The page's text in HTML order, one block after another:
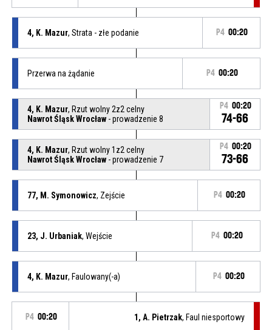
4, K. Mazur, Strata - złe podanie P4 00:20
Przerwa na żądanie P4 00:20
4, K. Mazur, Rzut wolny 2z2 celny
Nawrot Śląsk Wrocław- prowadzenie 8
P4 00:20
74-66
4, K. Mazur, Rzut wolny 1z2 celny
Nawrot Śląsk Wrocław- prowadzenie 7
P4 00:20
73-66
77, M. Symonowicz, Zejście P4 00:20
23, J. Urbaniak, Wejście P4 00:20
4, K. Mazur, Faulowany(-a) P4 00:20
P4 00:20 1, A. Pietrzak, Faul niesportowy